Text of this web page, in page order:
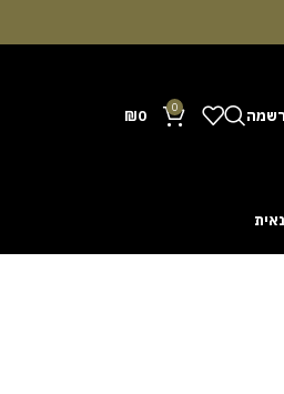
0
₪0
cash out before a
with the interface.